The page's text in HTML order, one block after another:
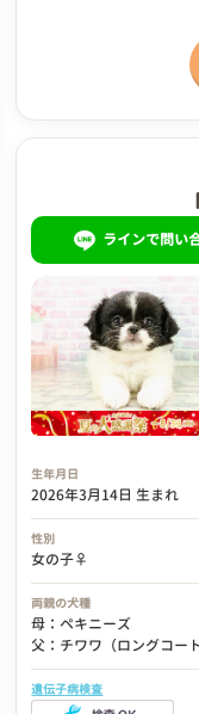
ラインで問い
生年月日
2026年3月14日 生まれ
性別
女の子♀
両親の犬種
母：ペキニーズ
父：チワワ（ロングコート
遺伝子病検査